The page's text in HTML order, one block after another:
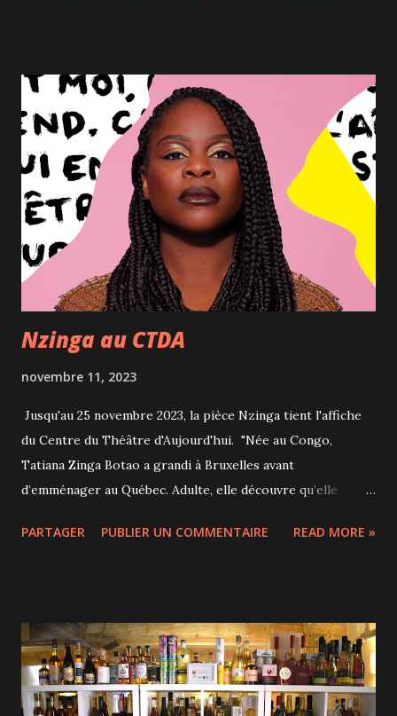
existentielle, le couple miteux dysfonctionnel et les appels
répétés d’un obsédé, la magie de Noël éclate en mille
morceaux là où se croisent le désenchantement et la
comédie." Sur scène, Jean-Michel Anctil, Josée Deschênes,
Mario Jean, Brigitte Lafleur, Pierre-François Legendre et
Claude Prégent montrent un enthousiasme débordant et
communicatif à jouer les rôles tenus par la troupe du
Splendid à la fin des années 1970 au théâtre et en 1982 au
cinéma. En même ...
Nzinga au CTDA
novembre 11, 2023
Jusqu'au 25 novembre 2023, la pièce Nzinga tient l'affiche
du Centre du Théâtre d'Aujourd'hui. "Née au Congo,
Tatiana Zinga Botao a grandi à Bruxelles avant
d’emménager au Québec. Adulte, elle découvre qu’elle
sur un vaste territoire africain. Seule sur scène, l’artiste
tout à fait fascinante, pour plusieurs raisons. La première
est la capacité de la comédienne à captiver l'attention du
public, du début à la fin, et ce même si elle est seule et dans
PARTAGER PUBLIER UN COMMENTAIRE READ MORE »